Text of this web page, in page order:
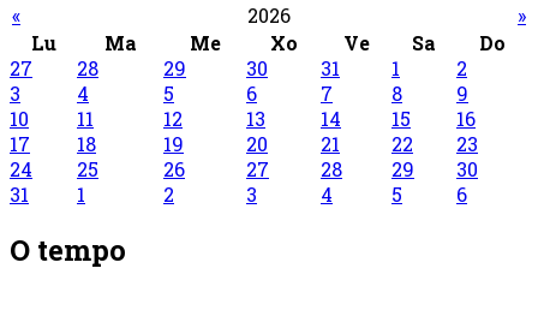
« 2026
»
Lu
Ma Me Xo Ve Sa
Do
27
28 29 30 31 1
2
3
4 5 6 7 8
9
10
11 12 13 14 15
16
17
18 19 20 21 22
23
24
25 26 27 28 29
30
31
1 2 3 4 5 6
O tempo